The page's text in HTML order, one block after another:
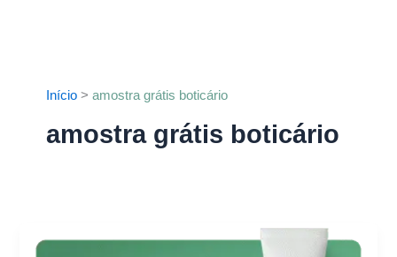
Início amostra grátis boticário
amostra grátis boticário